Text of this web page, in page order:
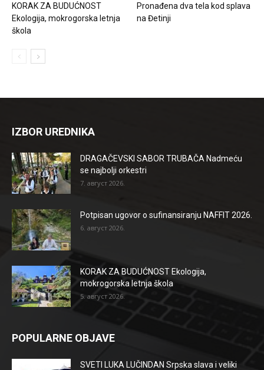
KORAK ZA BUDUĆNOST
Ekologija, mokrogorska letnja
škola
Pronađena dva tela kod splava
na Đetinji
IZBOR UREDNIKA
DRAGAČEVSKI SABOR TRUBAČA Nadmeću
se najbolji orkestri
7. август 2026.
Potpisan ugovor o sufinansiranju NAFFIT 2026.
6. август 2026.
KORAK ZA BUDUĆNOST Ekologija,
mokrogorska letnja škola
5. август 2026.
POPULARNE OBJAVE
SVETI LUKA LUČINDAN Srpska slava i veliki